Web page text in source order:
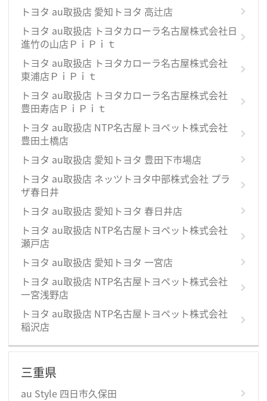
トヨタ au取扱店 愛知トヨタ 高辻店
トヨタ au取扱店 トヨタカローラ名古屋株式会社日
進竹の山店ＰｉＰｉｔ
トヨタ au取扱店 トヨタカローラ名古屋株式会社
東浦店ＰｉＰｉｔ
トヨタ au取扱店 トヨタカローラ名古屋株式会社
豊田寿店ＰｉＰｉｔ
トヨタ au取扱店 NTP名古屋トヨペット株式会社
豊田土橋店
トヨタ au取扱店 愛知トヨタ 豊田下市場店
トヨタ au取扱店 ネッツトヨタ中部株式会社 プラ
ザ春日井
トヨタ au取扱店 愛知トヨタ 春日井店
トヨタ au取扱店 NTP名古屋トヨペット株式会社
瀬戸店
トヨタ au取扱店 愛知トヨタ 一宮店
トヨタ au取扱店 NTP名古屋トヨペット株式会社
一宮浅野店
トヨタ au取扱店 NTP名古屋トヨペット株式会社
稲沢店
三重県
au Style 四日市久保田